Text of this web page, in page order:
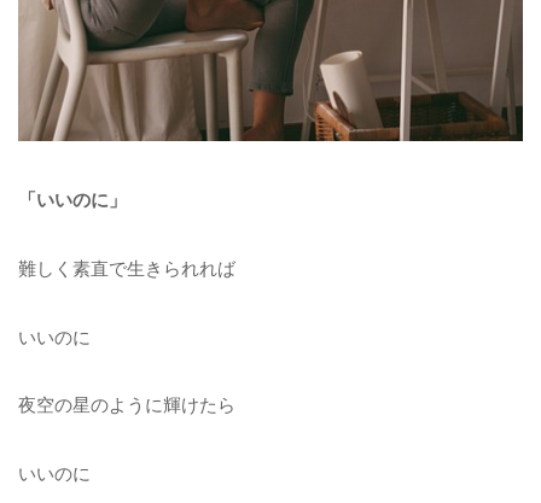
「いいのに」
難しく素直で生きられれば
いいのに
夜空の星のように輝けたら
いいのに